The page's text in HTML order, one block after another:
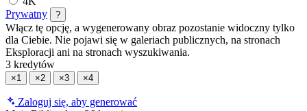
Prywatny
?
Włącz tę opcję, a wygenerowany obraz pozostanie widoczny tylko
dla Ciebie. Nie pojawi się w galeriach publicznych, na stronach
Eksploracji ani na stronach wyszukiwania.
3 kredytów
×1 ×2 ×3 ×4
Zaloguj się, aby generować